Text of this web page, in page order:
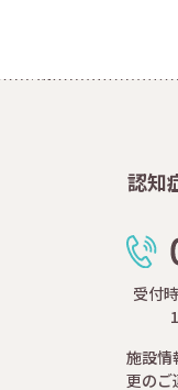
認知
受付
施設情
更のご